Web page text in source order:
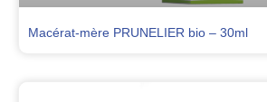
Macérat-mère PRUNELIER bio – 30ml